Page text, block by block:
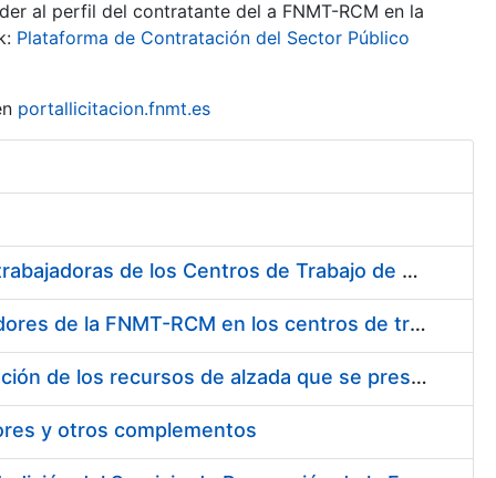
al perfil del contratante del a FNMT-RCM en la
Plataforma de Contratación del Sector Público
portallicitacion.fnmt.es
Suministro de Protectores Auditivos a medida para las personas trabajadoras de los Centros de Trabajo de Madrid y Burgos
Suministro de gafas graduadas antiproyecciones para los trabajadores de la FNMT-RCM en los centros de trabajo de Madrid y Burgos
Servicios de una empresa externa para el asesoramiento y resolución de los recursos de alzada que se presentan relacionados con procesos de selección para la FNMT-RCM
y otros complementos